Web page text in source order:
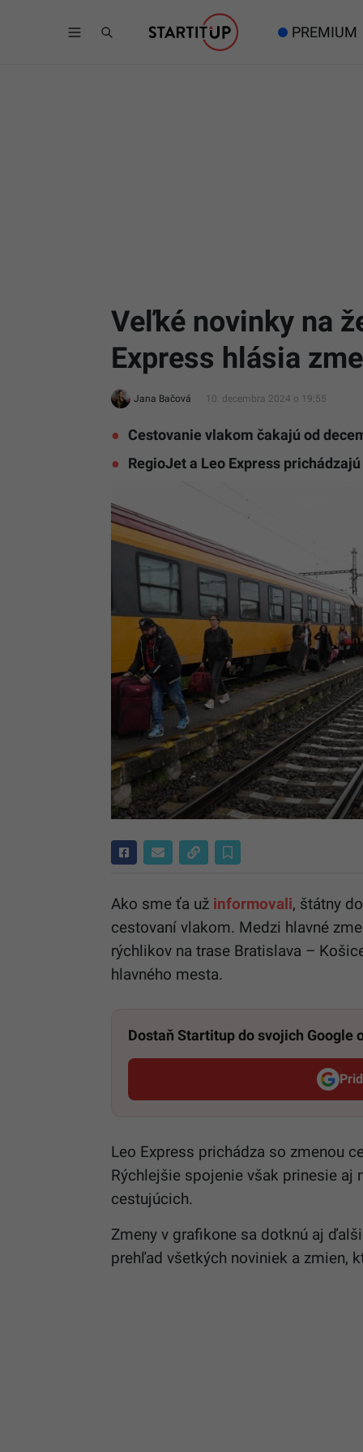
PREMIUM
Veľké novinky na
Express hlásia
Jana Bačová 10. decembra 2024 o 19:55
Cestovanie vlakom čakajú od
RegioJet a Leo Express
Ako sme ťa už informovali, štátny
cestovaní vlakom. Medzi hlavné
rýchlikov na trase Bratislava –
hlavného mesta.
Dostaň Startitup do svojich Google
Leo Express prichádza so zmenou
Rýchlejšie spojenie však prinesie aj
cestujúcich.
Zmeny v grafikone sa dotknú aj
prehľad všetkých noviniek a zmien,